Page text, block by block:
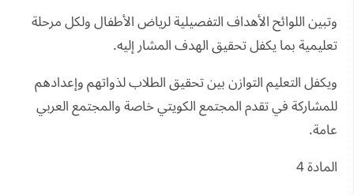
وتبين اللوائح الأهداف التفصيلية لرياض الأطفال ولكل مرحلة
تعليمية بما يكفل تحقيق الهدف المشار إليه.
ويكفل التعليم التوازن بين تحقيق الطلاب لذواتهم وإعدادهم
للمشاركة في تقدم المجتمع الكويتي خاصة والمجتمع العربي
عامة.
المادة 4